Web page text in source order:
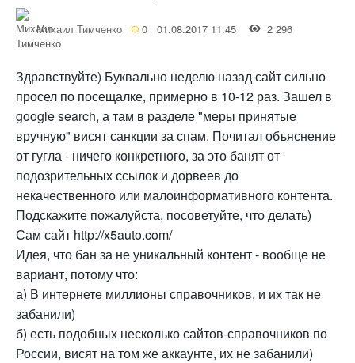
Михаил Тимченко 0 01.08.2017 11:45 2 296
Здравствуйте) Буквально неделю назад сайт сильно
просел по посещалке, примерно в 10-12 раз. Зашел в
google search, а там в разделе "меры принятые
вручную" висят санкции за спам. Почитал объяснение
от гугла - ничего конкретного, за это банят от
подозрительных ссылок и дорвеев до
некачественного или малоинформативного контента.
Подскажите пожалуйста, посоветуйте, что делать)
Сам сайт http://x5auto.com/
Идея, что бан за не уникальный контент - вообще не
вариант, потому что:
а) В интернете миллионы справочников, и их так не
забанили)
б) есть подобных несколько сайтов-справочников по
России, висят на том же аккаунте, их не забанили)